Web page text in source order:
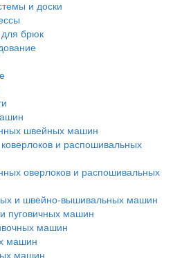
и доски
брюк
швейных машин
и распошивальных
оверлоков и распошивальных
и швейно-вышивальных машин
пуговичных машин
машин
машин
машин